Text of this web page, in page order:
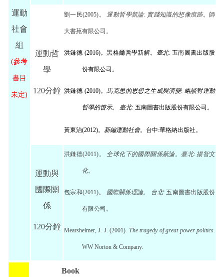
運動
社會
組
(參考
書目
未定)
運動哲
學
120分鐘
劉一民(2005) 。 運動哲學新論: 實踐知識的想像痕跡。師
大書苑有限公司。
洪鎌德 (2016)。黑格爾哲學新解。 臺北: 五南圖書出版股
份有限公司。
洪鎌德 (2010)。 馬克思的思想之生成與演變: 略談對運動
哲學的啓示。 臺北: 五南圖書出版股份有限公司。
黃東治(2012)。 新編運動社會。台中:華格納出版社。
運動與
國際關
係
120分鐘
洪鎌德(2011) 。 全球化下的國際關係新論。 臺北: 揚智文
化。
包宗和(2011)。 國際關係理論。 台北:五南圖書出版股份
有限公司。
Mearsheimer, J. J. (2001). The tragedy of great power politics
WW Norton & Company.
Book